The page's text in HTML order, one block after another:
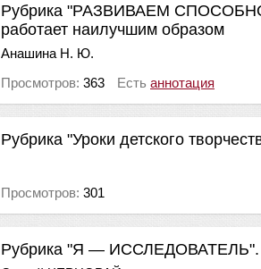
Рубрика "РАЗВИВАЕМ
работает наилучшим образом
Анашина Н. Ю.
Просмотров: 363 Есть аннотация
Рубрика "Уроки детского
Просмотров: 301
Рубрика "Я —